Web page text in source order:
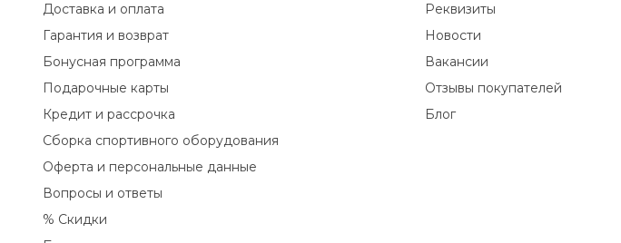
Доставка и оплата
Гарантия и возврат
Бонусная программа
Подарочные карты
Кредит и рассрочка
Сборка спортивного оборудования
Оферта и персональные данные
Вопросы и ответы
% Скидки
Реквизиты
Новости
Вакансии
Отзывы покупателей
Блог